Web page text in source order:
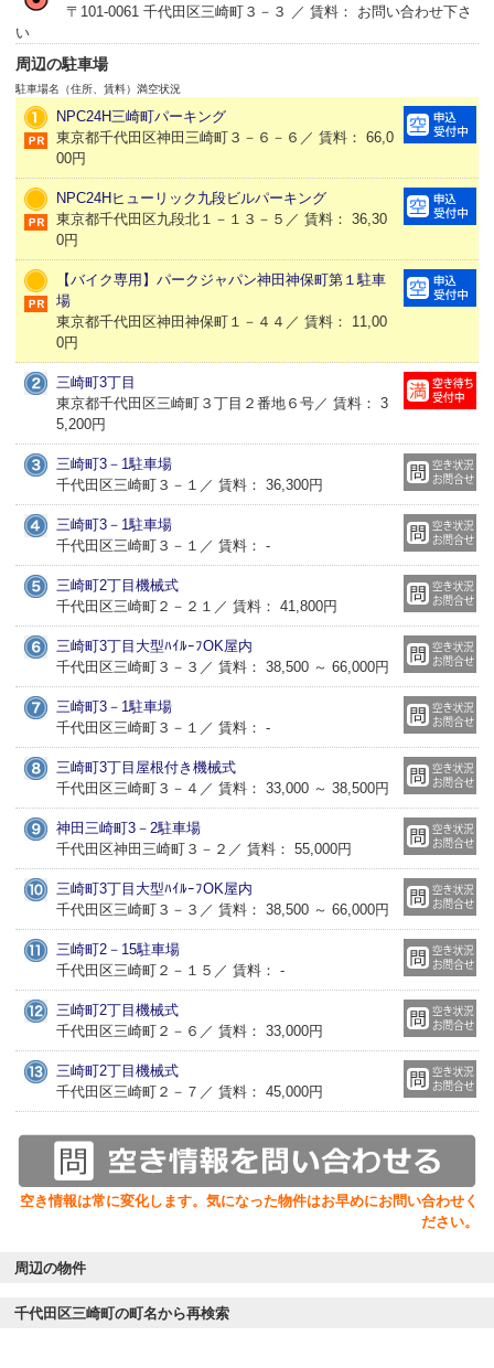
〒101-0061 千代田区三崎町３－３ ／ 賃料： お問い合わせ下さ
い
周辺の駐車場
駐車場名（住所、賃料） 満空状況
NPC24H三崎町パーキング
東京都千代田区神田三崎町３－６－６／ 賃料： 66,0
00円
NPC24Hヒューリック九段ビルパーキング
東京都千代田区九段北１－１３－５／ 賃料： 36,30
0円
【バイク専用】パークジャパン神田神保町第１駐車
場
東京都千代田区神田神保町１－４４／ 賃料： 11,00
0円
三崎町3丁目
東京都千代田区三崎町３丁目２番地６号／ 賃料： 3
5,200円
三崎町3－1駐車場
千代田区三崎町３－１／ 賃料： 36,300円
三崎町3－1駐車場
千代田区三崎町３－１／ 賃料： -
三崎町2丁目機械式
千代田区三崎町２－２１／ 賃料： 41,800円
三崎町3丁目大型ﾊｲﾙｰﾌOK屋内
千代田区三崎町３－３／ 賃料： 38,500 ～ 66,000円
三崎町3－1駐車場
千代田区三崎町３－１／ 賃料： -
三崎町3丁目屋根付き機械式
千代田区三崎町３－４／ 賃料： 33,000 ～ 38,500円
神田三崎町3－2駐車場
千代田区神田三崎町３－２／ 賃料： 55,000円
三崎町3丁目大型ﾊｲﾙｰﾌOK屋内
千代田区三崎町３－３／ 賃料： 38,500 ～ 66,000円
三崎町2－15駐車場
千代田区三崎町２－１５／ 賃料： -
三崎町2丁目機械式
千代田区三崎町２－６／ 賃料： 33,000円
三崎町2丁目機械式
千代田区三崎町２－７／ 賃料： 45,000円
空き情報は常に変化します。気になった物件はお早めにお問い合わせく
ださい。
周辺の物件
千代田区三崎町の町名から再検索